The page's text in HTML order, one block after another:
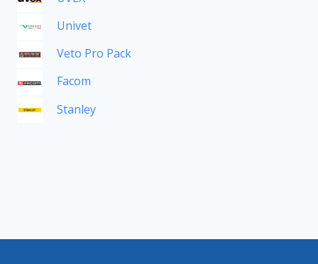
Univet
Veto Pro Pack
Facom
Stanley